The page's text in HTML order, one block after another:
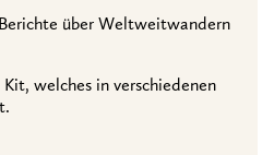
über Weltweitwandern
welches in verschiedenen